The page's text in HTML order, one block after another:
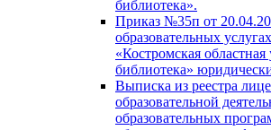
библиотека».
Приказ №35п от
образовательных
«Костромская
библиотека»
Выписка из реестра
образовательной
образовательных